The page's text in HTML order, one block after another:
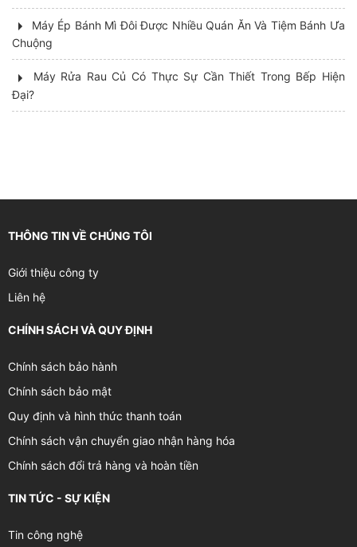
Máy Ép Bánh Mì Đôi Được Nhiều Quán Ăn Và Tiệm Bánh Ưa
Chuộng
Máy Rửa Rau Củ Có Thực Sự Cần Thiết Trong Bếp Hiện
Đại?
THÔNG TIN VỀ CHÚNG TÔI
Giới thiệu công ty
Liên hệ
CHÍNH SÁCH VÀ QUY ĐỊNH
Chính sách bảo hành
Chính sách bảo mật
Quy định và hình thức thanh toán
Chính sách vận chuyển giao nhận hàng hóa
Chính sách đổi trả hàng và hoàn tiền
TIN TỨC - SỰ KIỆN
Tin công nghệ